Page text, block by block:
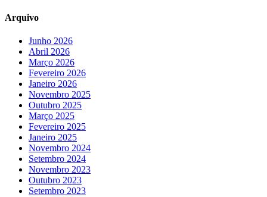
Arquivo
Junho 2026
Abril 2026
Março 2026
Fevereiro 2026
Janeiro 2026
Novembro 2025
Outubro 2025
Março 2025
Fevereiro 2025
Janeiro 2025
Novembro 2024
Setembro 2024
Novembro 2023
Outubro 2023
Setembro 2023